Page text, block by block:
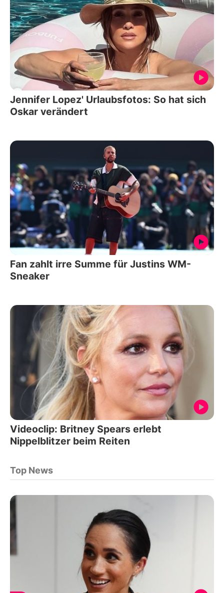
Jennifer Lopez' Urlaubsfotos: So hat sich
Oskar verändert
Fan zahlt irre Summe für Justins WM-
Sneaker
Videoclip: Britney Spears erlebt
Nippelblitzer beim Reiten
Top News